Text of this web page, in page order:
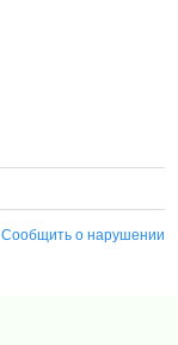
Сообщить о нарушении